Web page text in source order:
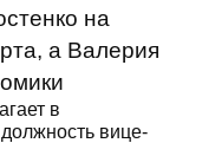
на
а Валерия
в
вице-